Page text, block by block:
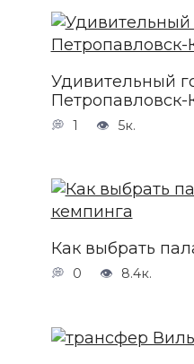
Удивительный
Петропавловск-
1 5к.
Как выбрать
0 8.4к.